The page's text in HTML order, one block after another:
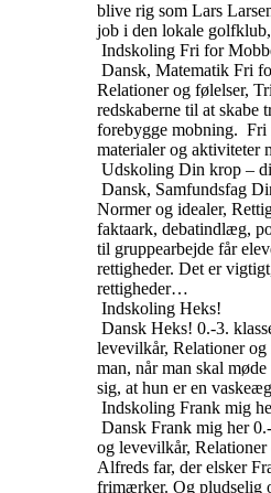
blive rig som Lars
job i den lokale
Indskoling Fri for
Dansk, Matematik Fri
Relationer og følelser,
redskaberne til at skabe
forebygge mobning. Fri
materialer og aktiviteter
Udskoling Din krop –
Dansk, Samfundsfag
Normer og idealer,
faktaark, debatindlæg,
til gruppearbejde får
rettigheder. Det er
rettigheder…
Indskoling Heks!
Dansk Heks! 0.-3.
levevilkår, Relationer og
man, når man skal
sig, at hun er en
Indskoling Frank mig
Dansk Frank mig her
og levevilkår, Relationer
Alfreds far, der elsker
frimærker. Og pludselig